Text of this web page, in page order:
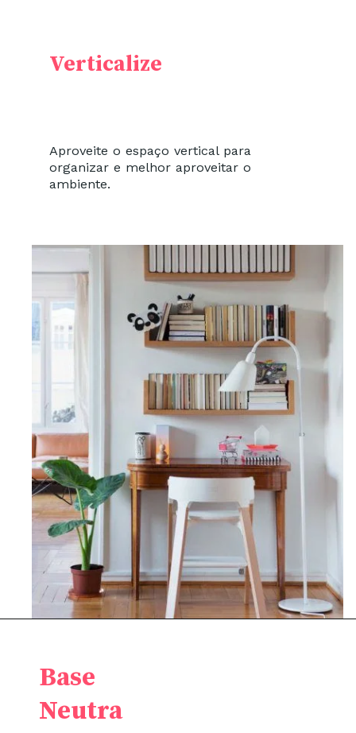
Aproveite o espaço vertical para
organizar e melhor aproveitar o
ambiente.
Verticalize
Base
Neutra